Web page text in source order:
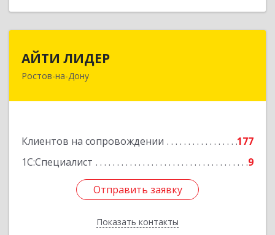
АЙТИ ЛИДЕР
Ростов-на-Дону
Клиентов на сопровождении
177
1С:Специалист
9
Отправить заявку
Показать контакты
344065, Ростовская обл, Ростов-на-Дону г,
Отправить заявку
Назад